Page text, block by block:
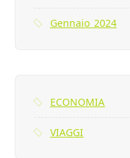
Gennaio 2024
ECONOMIA
VIAGGI